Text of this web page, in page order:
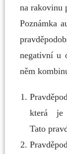
na rakovinu
Poznámka
negativní u
něm
která
Tato